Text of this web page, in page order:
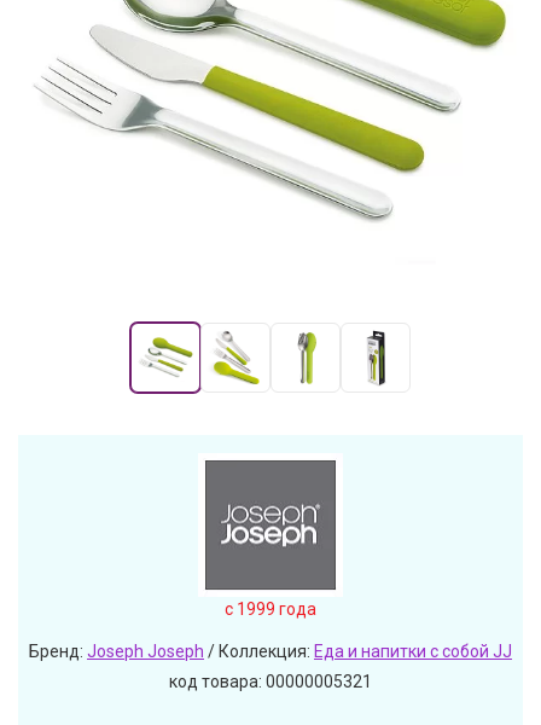
c 1999 года
Бренд: Joseph Joseph / Коллекция: Еда и напитки с собой JJ
код товара: 00000005321